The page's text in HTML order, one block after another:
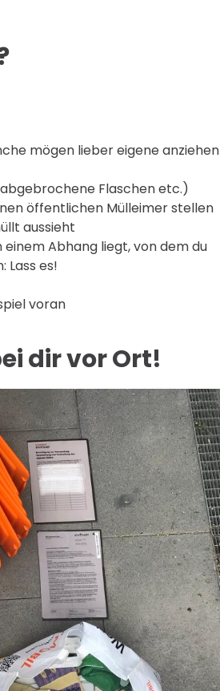
mögen lieber eigene anziehen
Flaschen etc.)
öffentlichen Mülleimer stellen
aussieht
Abhang liegt, von dem du
Lass es!
voran
dir vor Ort!